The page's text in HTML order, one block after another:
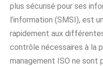
plus sécurisé pour ses
l’information (SMSI), est
rapidement aux
contrôle nécessaires à la
management ISO ne sont